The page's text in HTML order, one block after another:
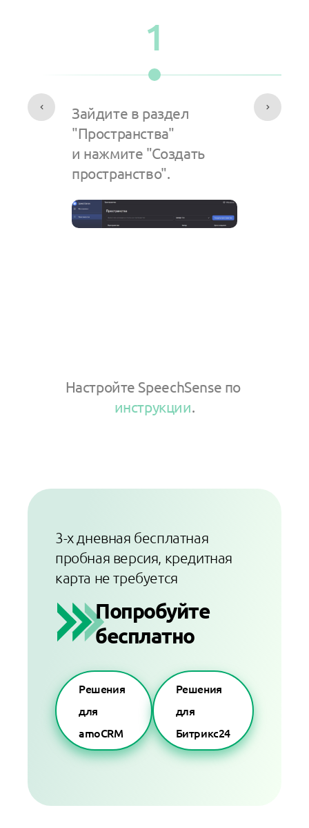
1
Зайдите в раздел
"Пространства"
и нажмите "Создать
пространство".
Настройте SpeechSense по
инструкции.
3-х дневная бесплатная
пробная версия, кредитная
карта не требуется
Попробуйте
бесплатно
Решения
для
amoCRM
Решения
для
Битрикс24